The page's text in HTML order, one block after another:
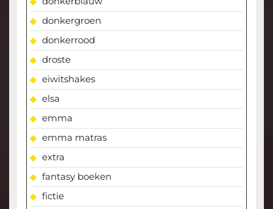
donkergroen
donkerrood
droste
eiwitshakes
elsa
emma
emma matras
extra
fantasy boeken
fictie